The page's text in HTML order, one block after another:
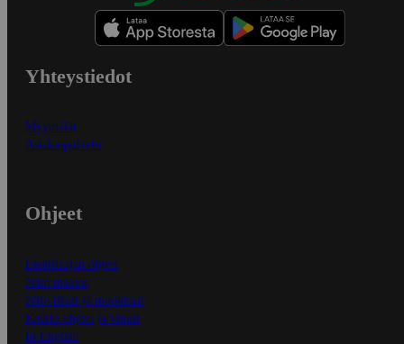
Yhteystiedot
Myymälät
Asiakaspalvelu
Ohjeet
Ensitilaajan ohjeet
Näin maksat
Näin tilaat ja muokkaat
Kaikki ohjeet ja vinkit
In English